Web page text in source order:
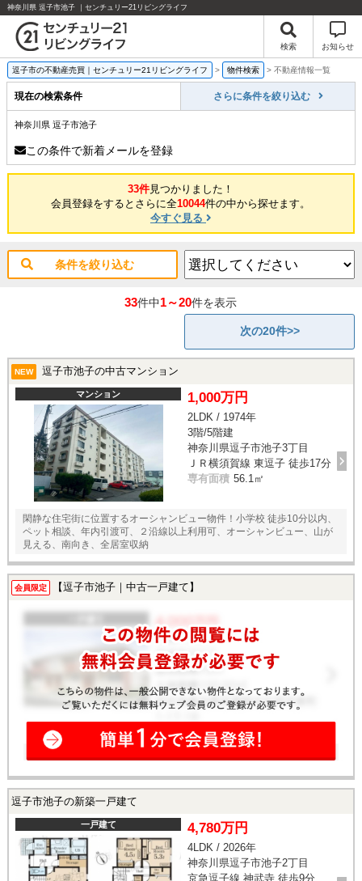
神奈川県 逗子市池子 ｜センチュリー21リビングライフ
検索 お知らせ
逗子市の不動産売買｜センチュリー21リビングライフ > 物件検索 > 不動産情報一覧
現在の検索条件 さらに条件を絞り込む
神奈川県 逗子市池子
この条件で新着メールを登録
33件見つかりました！
会員登録をするとさらに全10044件の中から探せます。
今すぐ見る
条件を絞り込む
33件中1～20件を表示
次の20件>>
NEW 逗子市池子の中古マンション
マンション 1,000万円
2LDK / 1974年
3階/5階建
神奈川県逗子市池子3丁目
ＪＲ横須賀線 東逗子 徒歩17分
専有面積 56.1㎡
閑静な住宅街に位置するオーシャンビュー物件！小学校 徒歩10分以内、
ペット相談、年内引渡可、２沿線以上利用可、オーシャンビュー、山が
見える、南向き、全居室収納
会員限定 【逗子市池子｜中古一戸建て】
逗子市池子の新築一戸建て
一戸建て 4,780万円
4LDK / 2026年
神奈川県逗子市池子2丁目
京急逗子線 神武寺 徒歩9分